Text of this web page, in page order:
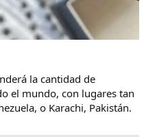
la cantidad de
el mundo, con lugares tan
o Karachi, Pakistán.